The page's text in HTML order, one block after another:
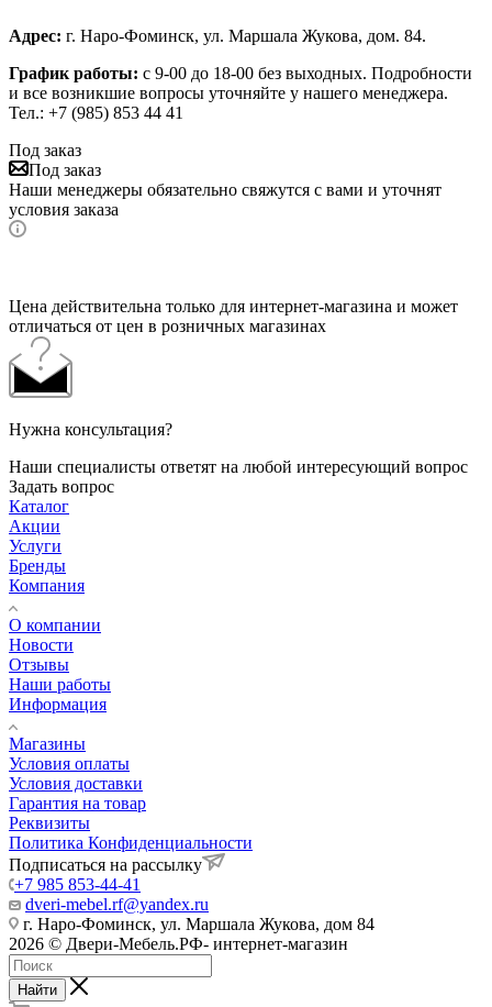
Адрес: г. Наро-Фоминск, ул. Маршала Жукова, дом. 84.
График работы: с 9-00 до 18-00 без выходных. Подробности
и все возникшие вопросы уточняйте у нашего менеджера.
Тел.: +7 (985) 853 44 41
Под заказ
Под заказ
Наши менеджеры обязательно свяжутся с вами и уточнят
условия заказа
Цена действительна только для интернет-магазина и может
отличаться от цен в розничных магазинах
Нужна консультация?
Наши специалисты ответят на любой интересующий вопрос
Задать вопрос
Каталог
Акции
Услуги
Бренды
Компания
О компании
Новости
Отзывы
Наши работы
Информация
Магазины
Условия оплаты
Условия доставки
Гарантия на товар
Реквизиты
Политика Конфиденциальности
Подписаться на рассылку
+7 985 853-44-41
dveri-mebel.rf@yandex.ru
г. Наро-Фоминск, ул. Маршала Жукова, дом 84
2026 © Двери-Мебель.РФ- интернет-магазин
Найти